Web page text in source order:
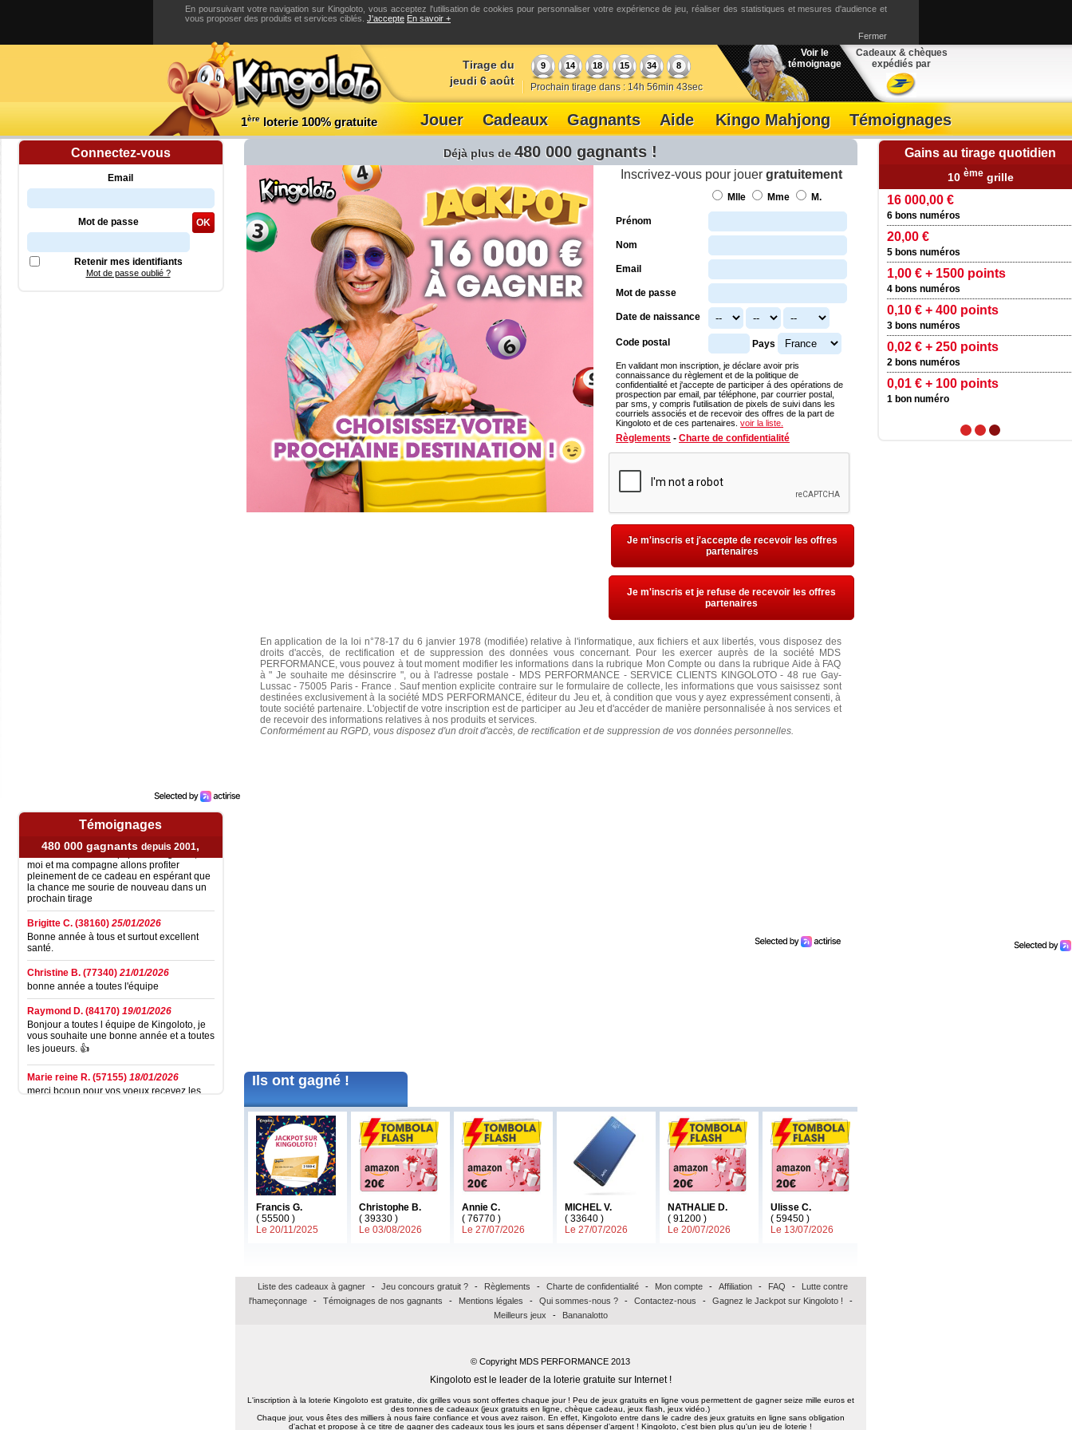
En poursuivant votre navigation sur Kingoloto, vous acceptez l'utilisation de cookies pour personnaliser votre expérience de jeu, réaliser des statistiques et mesures d'audience et
vous proposer des produits et services ciblés. J'accepte En savoir +
Fermer
1èreloterie 100% gratuite
Tirage du
jeudi 6 août
9 14 18 15 34 8
Prochain tirage dans : 14h 56min 42sec
Voir le
témoignage
Cadeaux & chèques
expédiés par
Jouer Cadeaux Gagnants Aide Kingo Mahjong Témoignages
Connectez-vous
Email
Mot de passe OK
Retenir mes identifiants
Mot de passe oublié ?
Témoignages
480 000 gagnants depuis 2001,
Après vingt ans de participation à jouer les
grilles du kingoloto. J'ai décroché le
jackpot de 2500 euros
Aujourd'hui le 06/03/26 j'ai bien reçu le
Je remercie toute l'équipe de kingoloto,
moi et ma compagne allons profiter
pleinement de ce cadeau en espérant que
la chance me sourie de nouveau dans un
prochain tirage
Brigitte C. (38160) 25/01/2026
Bonne année à tous et surtout excellent
santé.
Christine B. (77340) 21/01/2026
bonne année a toutes l'équipe
Raymond D. (84170) 19/01/2026
Bonjour a toutes l équipe de Kingoloto, je
vous souhaite une bonne année et a toutes
les joueurs. 👍
Marie reine R. (57155) 18/01/2026
merci bcoup pour vos voeux recevez les
miens pour toute l équipe surtout la santé
Déjà plus de480 000 gagnants !
Inscrivez-vous pour jouer gratuitement
Mlle Mme M.
Prénom
Nom
Email
Mot de passe
Date de naissance
Code postal Pays
En validant mon inscription, je déclare avoir pris
connaissance du règlement et de la politique de
confidentialité et j'accepte de participer á des opérations de
prospection par email, par téléphone, par courrier postal,
par sms, y compris l'utilisation de pixels de suivi dans les
courriels associés et de recevoir des offres de la part de
Kingoloto et de ces partenaires.
voir la liste.
Règlements -Charte de confidentialité
Je m'inscris et j'accepte de recevoir les offres
partenaires
Je m'inscris et je refuse de recevoir les offres
partenaires
En application de la loi n°78-17 du 6 janvier 1978 (modifiée) relative à l'informatique, aux fichiers et aux libertés, vous disposez des
droits d'accès, de rectification et de suppression des données vous concernant. Pour les exercer auprès de la société MDS
PERFORMANCE, vous pouvez à tout moment modifier les informations dans la rubrique Mon Compte ou dans la rubrique Aide à FAQ
à " Je souhaite me désinscrire ", ou à l'adresse postale - MDS PERFORMANCE - SERVICE CLIENTS KINGOLOTO - 48 rue Gay-
Lussac - 75005 Paris - France . Sauf mention explicite contraire sur le formulaire de collecte, les informations que vous saisissez sont
destinées exclusivement à la société MDS PERFORMANCE, éditeur du Jeu et, à condition que vous y ayez expressément consenti, à
toute société partenaire. L'objectif de votre inscription est de participer au Jeu et d'accéder de manière personnalisée à nos services et
de recevoir des informations relatives à nos produits et services.
Conformément au RGPD, vous disposez d'un droit d'accès, de rectification et de suppression de vos données personnelles.
Ils ont gagné !
Francis G.
( 55500 )
Le 20/11/2025
Christophe B.
( 39330 )
Le 03/08/2026
Annie C.
( 76770 )
Le 27/07/2026
MICHEL V.
( 33640 )
Le 27/07/2026
NATHALIE D.
( 91200 )
Le 20/07/2026
Ulisse C.
( 59450 )
Le 13/07/2026
Gains au tirage quotidien
de la 1èreà la 9
2 500,00 €
6 bons numéros
5000 points
5 bons numéros
1500 points
4 bons numéros
400 points
3 bons numéros
250 points
2 bons numéros
100 points
1 bon numéro
grille
6 bons numéros
16 000 €
1 AN DE SALAIRE
10 èmegrille
16 000,00 €
6 bons numéros
20,00 €
5 bons numéros
4 bons numéros
0,10 € + 400 points
3 bons numéros
0,02 € + 250 points
2 bons numéros
0,01 € + 100 points
1 bon numéro
de la 1èreà la 9ème
2 500,00 €
6 bons numéros
5000 points
5 bons numéros
1500 points
4 bons numéros
400 points
3 bons numéros
250 points
2 bons numéros
100 points
1 bon numéro
1 2 3
Liste des cadeaux à gagner - Jeu concours gratuit ? - Règlements - Charte de confidentialité - Mon compte - Affiliation - FAQ -
Lutte contre
l'hameçonnage
- Témoignages de nos gagnants - Mentions légales - Qui sommes-nous ? - Contactez-nous - Gagnez le Jackpot sur Kingoloto !
-
Meilleurs jeux
- Bananalotto
© Copyright MDS PERFORMANCE 2013
Kingoloto est le leader de la loterie gratuite sur Internet !
L'inscription à la loterie Kingoloto est gratuite, dix grilles vous sont offertes chaque jour ! Peu de jeux gratuits en ligne vous permettent de gagner seize mille euros et
des tonnes de cadeaux (jeux gratuits en ligne, chèque cadeau, jeux flash, jeux vidéo.)
Chaque jour, vous êtes des milliers à nous faire confiance et vous avez raison. En effet, Kingoloto entre dans le cadre des jeux gratuits en ligne sans obligation
d'achat et propose à ce titre de gagner des cadeaux tous les jours et sans dépenser d'argent ! Kingoloto, c'est bien plus qu'un jeu de loterie !